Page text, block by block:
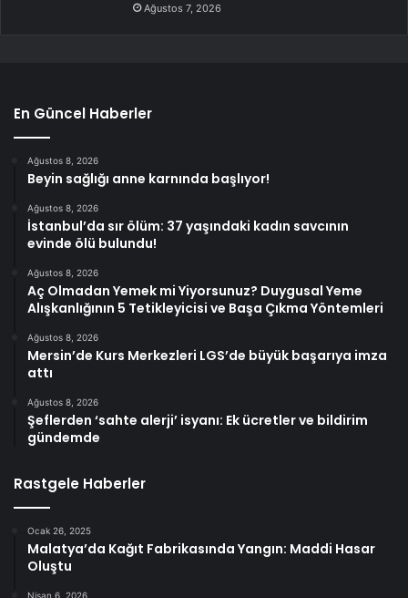
Ağustos 7, 2026
En Güncel Haberler
Ağustos 8, 2026
Beyin sağlığı anne karnında başlıyor!
Ağustos 8, 2026
İstanbul’da sır ölüm: 37 yaşındaki kadın savcının
evinde ölü bulundu!
Ağustos 8, 2026
Aç Olmadan Yemek mi Yiyorsunuz? Duygusal Yeme
Alışkanlığının 5 Tetikleyicisi ve Başa Çıkma Yöntemleri
Ağustos 8, 2026
Mersin’de Kurs Merkezleri LGS’de büyük başarıya imza
attı
Ağustos 8, 2026
Şeflerden ‘sahte alerji’ isyanı: Ek ücretler ve bildirim
gündemde
Rastgele Haberler
Ocak 26, 2025
Malatya’da Kağıt Fabrikasında Yangın: Maddi Hasar
Oluştu
Nisan 6, 2026